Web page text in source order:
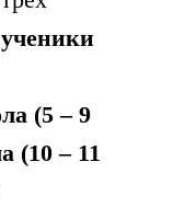
(5 – 9
(10 – 11